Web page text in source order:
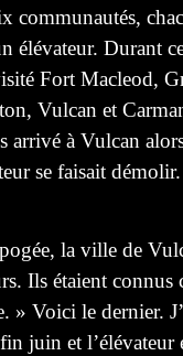
communautés,
élévateur. Durant
Fort Macleod,
Vulcan et
arrivé à Vulcan
se faisait démolir.
la ville de
Ils étaient connus
» Voici le dernier.
juin et l’élévateur